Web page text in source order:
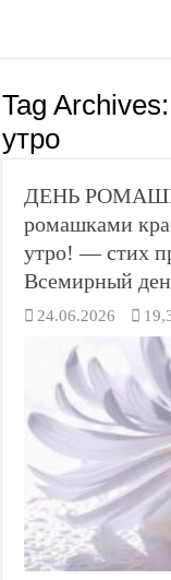
Tag
утро
ДЕНЬ
ромашками
утро! — стих
Всемирный
24.06.2026